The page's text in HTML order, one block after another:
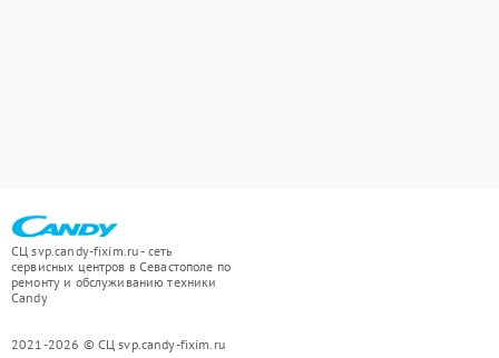
СЦ svp.candy-fixim.ru - сеть
сервисных центров в Севастополе по
ремонту и обслуживанию техники
Candy
2021-2026 © СЦ svp.candy-fixim.ru